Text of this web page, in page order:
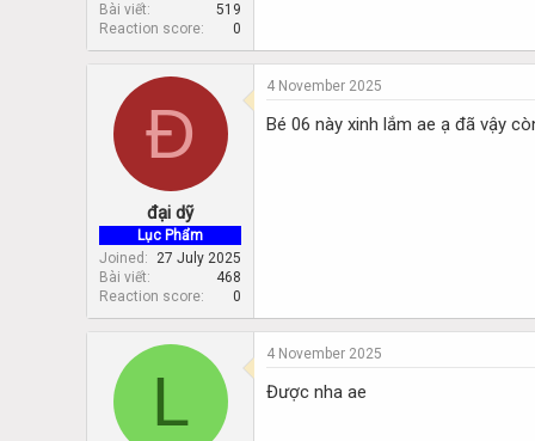
Bài viết
519
Reaction score
0
Đ
đại dỹ
Lục Phẩm
Joined
27 July 2025
Bài viết
468
Reaction score
0
4 November 2025
Bé 06 này xinh lắm ae ạ đã vậy
L
4 November 2025
Được nha ae